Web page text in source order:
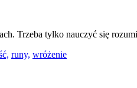
Trzeba tylko nauczyć się
runy, wróżenie